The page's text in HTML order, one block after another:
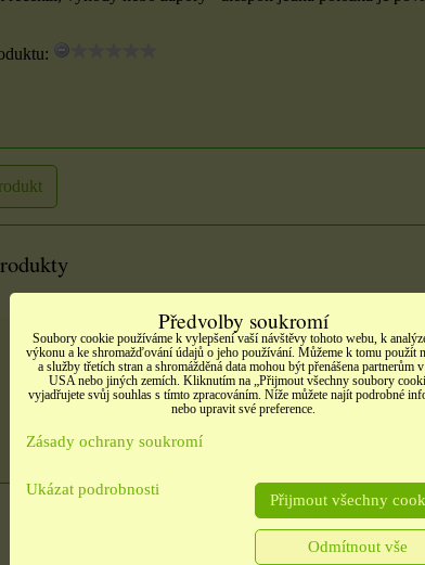
Svíčka Archanděla Michaela
Dostupnost:Skladem
Svíčka Archanděla Raziela
zlaté písmena
Etikety pro domácnost,
ks DO KOŠÍKU
Předvolby soukromí
Soubory cookie používáme k vylepšení vaší návštěvy tohoto webu, k
výkonu a ke shromažďování údajů o jeho používání. Můžeme k tomu použít
a služby třetích stran a shromážděná data mohou být přenášena partnerům
USA nebo jiných zemích. Kliknutím na „Přijmout všechny soubory
vyjadřujete svůj souhlas s tímto zpracováním. Níže můžete najít podrobné
nebo upravit své preference.
Zásady ochrany soukromí
Ukázat podrobnosti
Přijmout všechny
Odmítnout vše